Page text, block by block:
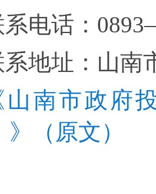
电话： 0893
地址： 山南
山南市政府
》（原文）